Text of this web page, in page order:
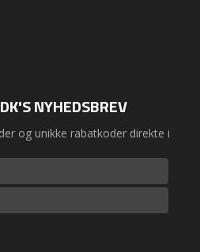
NYHEDSBREV
og unikke rabatkoder direkte i